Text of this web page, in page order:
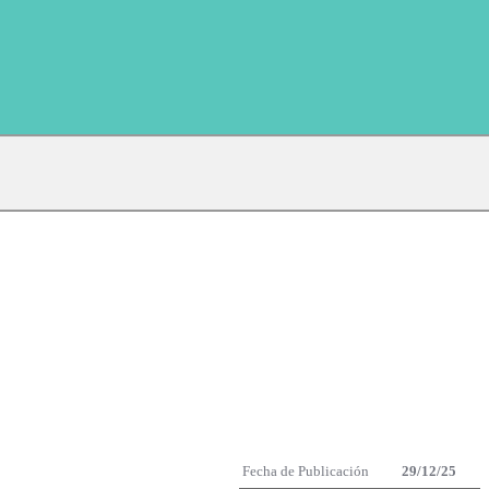
Fecha de Publicación 29/12/25